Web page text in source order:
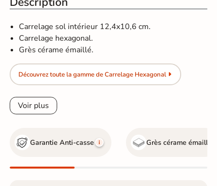
Carrelage sol intérieur 12,4x10,6 cm.
Carrelage hexagonal.
Grès cérame émaillé.
Découvrez toute la gamme de Carrelage Hexagonal
Voir plus
Garantie Anti-casse Grès cérame émaillé